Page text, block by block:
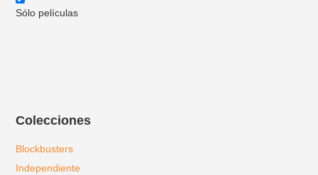
Sólo películas
Colecciones
Blockbusters
Independiente